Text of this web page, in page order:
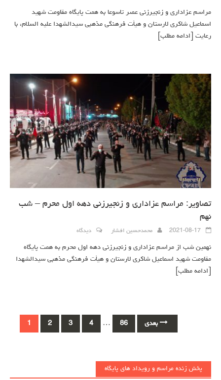
مراسم عزاداری و زنجیرزنی عصر تاسوعا به همت پایگاه مقاومت شهید
اسماعیل شاکری لارستان و هیأت فرهنگی مذهبی سیدالشهدا علیه السلام، با
رعایت
[ادامه مطلب]
تصاویر: مراسم عزاداری و زنجیرزنی دهه اول محرم – شب
نهم
2021-08-17 محمدحسین افشار دیدگاه
نهمین شب از مراسم عزاداری و زنجیرزنی دهه اول محرم به همت پایگاه
مقاومت شهید اسماعیل شاکری لارستان و هیأت فرهنگی مذهبی سیدالشهدا
[ادامه مطلب]
navigation
1 2 3 4 … 86
پخش زنده مراسم و رویداد های پایگاه